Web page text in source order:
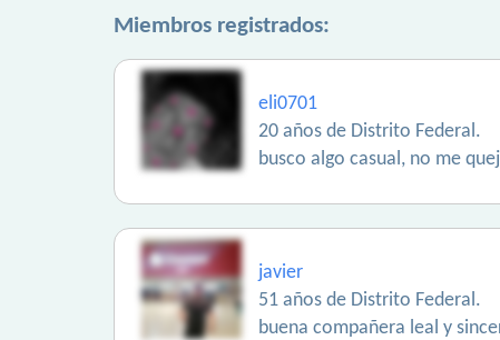
Miembros registrados:
eli0701
20 años de Distrito Federal.
busco algo casual, no me
javier
51 años de Distrito Federal.
buena compañera leal y